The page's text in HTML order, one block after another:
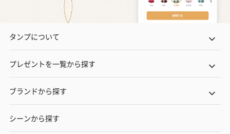
タンプについて
プレゼントを一覧から探す
ブランドから探す
シーンから探す